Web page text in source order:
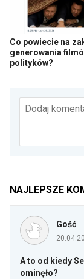
Co powiecie na
generowania
polityków?
Dodaj
NAJLEPSZE
Gość
A to od kiedy
ominęło?